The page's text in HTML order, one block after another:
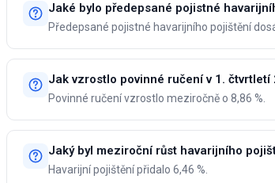
Jaké bylo předepsané pojistné
Předepsané pojistné havarijního pojištění
Jak vzrostlo povinné ručení v 1. čtvrtletí
Povinné ručení vzrostlo meziročně o 8,86 %.
Jaký byl meziroční růst havarijního
Havarijní pojištění přidalo 6,46 %.